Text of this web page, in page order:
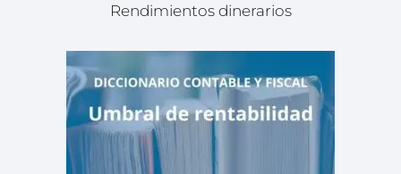
Rendimientos dinerarios